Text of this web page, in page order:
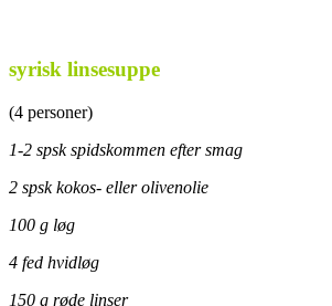
syrisk linsesuppe
(4 personer)
1-2 spsk spidskommen efter smag
2 spsk kokos- eller olivenolie
100 g løg
4 fed hvidløg
150 g røde linser